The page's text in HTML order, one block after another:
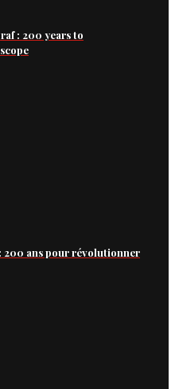
: 200 years to
200 ans pour révolutionner